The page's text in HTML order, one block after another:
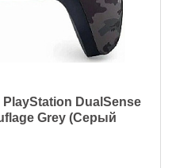
DualSense
Grey (Серый